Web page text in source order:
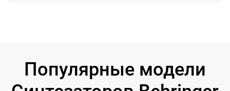
Популярные модели